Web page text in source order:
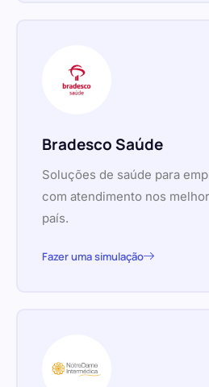
Bradesco Saúde
Soluções de saúde para
com atendimento nos
país.
Fazer uma simulação